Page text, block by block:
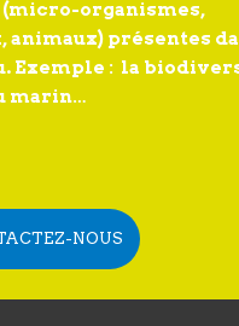
organismes,
animaux) présentes
Exemple : la
marin…
NOUS